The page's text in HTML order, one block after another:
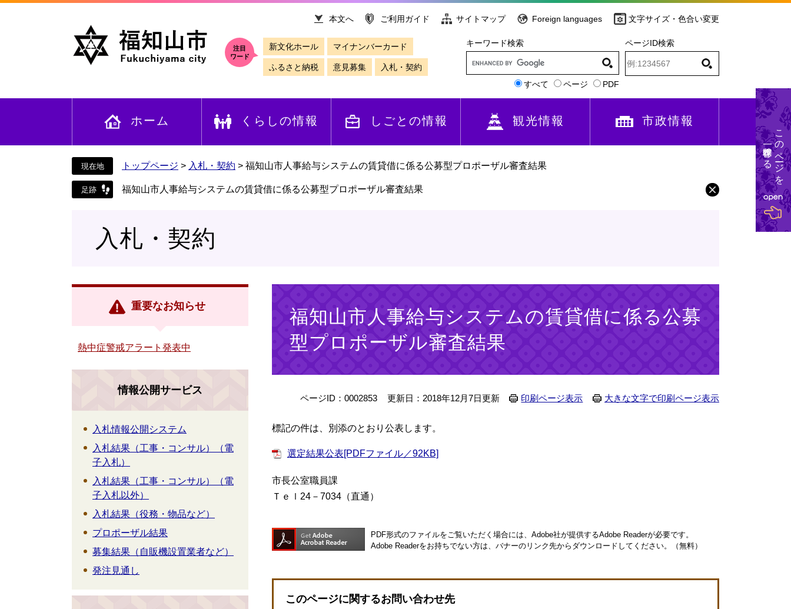
文
本文へ ご利用ガイド サイトマップ Foreign languages 文字サイズ・色合い変更
注目
ワード
新文化ホール マイナンバーカード
ふるさと納税 意見募集 入札・契約
キーワード検索
すべて ページ PDF
ページID検索
ホーム くらしの情報 しごとの情報 観光情報 市政情報
トップページ > 入札・契約 > 福知山市人事給与システムの賃貸借に係る公募型プロポーザル審査結果
福知山市人事給与システムの賃貸借に係る公募型プロポーザル審査結果
入札・契約
福知山市人事給与システムの賃貸借に係る公募
型プロポーザル審査結果
ページID：0002853 更新日：2018年12月7日更新 印刷ページ表示 大きな文字で印刷ページ表示
標記の件は、別添のとおり公表します。
選定結果公表[PDFファイル／92KB]
市長公室職員課
Ｔｅｌ24－7034（直通）
PDF形式のファイルをご覧いただく場合には、Adobe社が提供するAdobe Readerが必要です。
Adobe Readerをお持ちでない方は、バナーのリンク先からダウンロードしてください。（無料）
このページに関するお問い合わせ先
重要なお知らせ
熱中症警戒アラート発表中
情報公開サービス
入札情報公開システム
入札結果（工事・コンサル）（電
子入札）
入札結果（工事・コンサル）（電
子入札以外）
入札結果（役務・物品など）
プロポーザル結果
募集結果（自販機設置業者など）
発注見通し
このページを
一時保存する